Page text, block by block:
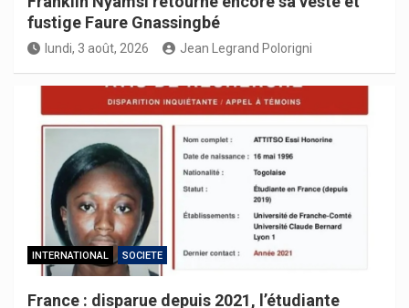
fustige Faure Gnassingbé
lundi, 3 août, 2026 Jean Legrand Polorigni
INTERNATIONAL SOCIETE
France : disparue depuis 2021, l’étudiante